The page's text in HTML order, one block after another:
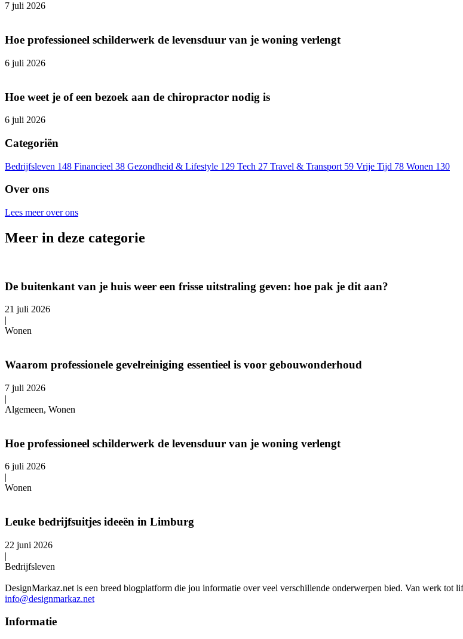
7 juli 2026
Hoe professioneel schilderwerk de levensduur van je woning verlengt
6 juli 2026
Hoe weet je of een bezoek aan de chiropractor nodig is
6 juli 2026
Categoriën
Bedrijfsleven 148 Financieel 38 Gezondheid & Lifestyle 129 Tech 27 Travel & Transport 59 Vrije Tijd 78 Wonen 130
Over ons
Lees meer over ons
Meer in deze categorie
De buitenkant van je huis weer een frisse uitstraling geven: hoe pak je dit aan?
21 juli 2026
|
Wonen
Waarom professionele gevelreiniging essentieel is voor gebouwonderhoud
7 juli 2026
|
Algemeen, Wonen
Hoe professioneel schilderwerk de levensduur van je woning verlengt
6 juli 2026
|
Wonen
Leuke bedrijfsuitjes ideeën in Limburg
22 juni 2026
|
Bedrijfsleven
DesignMarkaz.net is een breed blogplatform die jou informatie over veel verschillende onderwerpen bied. Van werk tot
info@designmarkaz.net
Informatie